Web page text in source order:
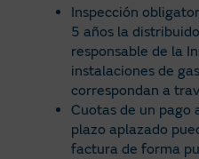
Inspección
5 años la
responsable de la
instalaciones de gas
correspondan a
Cuotas de un pago
plazo aplazado
factura de forma